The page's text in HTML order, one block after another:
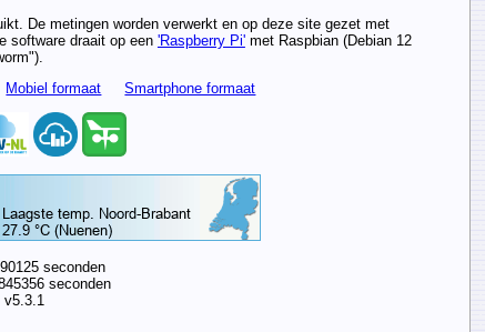
De metingen worden verwerkt en op deze site gezet met
software draait op een 'Raspberry Pi'met Raspbian (Debian 12
Mobiel formaat Smartphone formaat
seconden
seconden
v5.3.1